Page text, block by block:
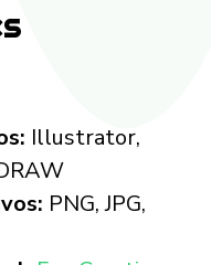
Illustrator,
PNG, JPG,